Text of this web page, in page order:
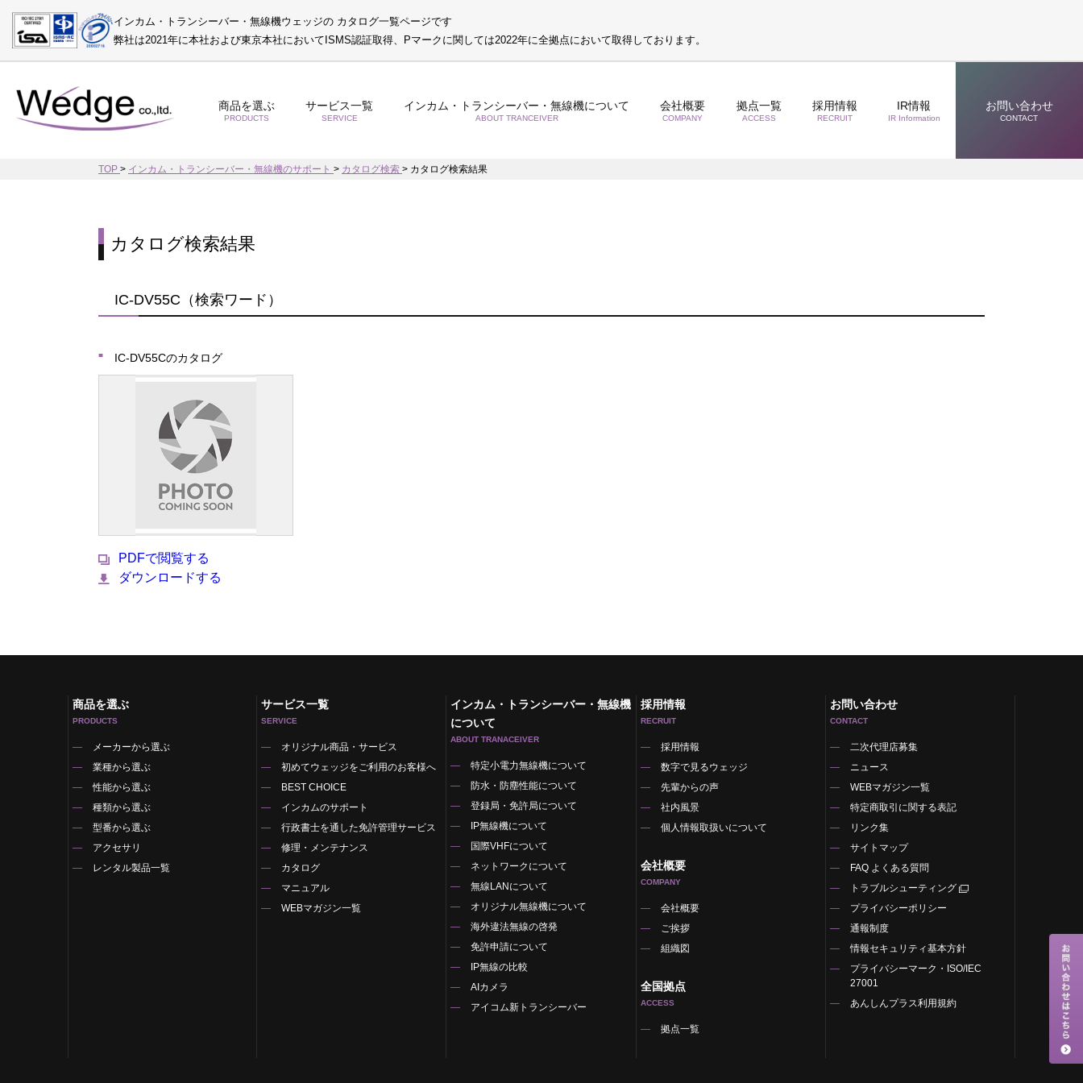
インカム・トランシーバー・無線機ウェッジの カタログ一覧ページです
弊社は2021年に本社および東京本社においてISMS認証取得、Pマークに関しては2022年に全拠点において取得しております。
商品を選ぶ
PRODUCTS
サービス一覧
SERVICE
インカム・トランシーバー・無線機について
ABOUT TRANCEIVER
会社概要
COMPANY
拠点一覧
ACCESS
採用情報
RECRUIT
IR情報
IR Information
お問い合わせ
CONTACT
TOP > インカム・トランシーバー・無線機のサポート > カタログ検索 > カタログ検索結果
カタログ検索結果
IC-DV55C（検索ワード）
IC-DV55Cのカタログ
PDFで閲覧する
ダウンロードする
商品を選ぶ
PRODUCTS
メーカーから選ぶ
業種から選ぶ
性能から選ぶ
種類から選ぶ
型番から選ぶ
アクセサリ
レンタル製品一覧
サービス一覧
SERVICE
オリジナル商品・サービス
初めてウェッジをご利用のお客様へ
BEST CHOICE
インカムのサポート
行政書士を通した免許管理サービス
修理・メンテナンス
カタログ
マニュアル
WEBマガジン一覧
インカム・トランシーバー・無線機
について
ABOUT TRANACEIVER
特定小電力無線機について
防水・防塵性能について
登録局・免許局について
IP無線機について
国際VHFについて
ネットワークについて
無線LANについて
オリジナル無線機について
海外違法無線の啓発
免許申請について
IP無線の比較
AIカメラ
アイコム新トランシーバー
採用情報
RECRUIT
採用情報
数字で見るウェッジ
先輩からの声
社内風景
個人情報取扱いについて
会社概要
COMPANY
会社概要
ご挨拶
組織図
全国拠点
ACCESS
拠点一覧
お問い合わせ
CONTACT
二次代理店募集
ニュース
WEBマガジン一覧
特定商取引に関する表記
リンク集
サイトマップ
FAQ よくある質問
トラブルシューティング
プライバシーポリシー
通報制度
情報セキュリティ基本方針
プライバシーマーク・ISO/IEC
27001
あんしんプラス利用規約